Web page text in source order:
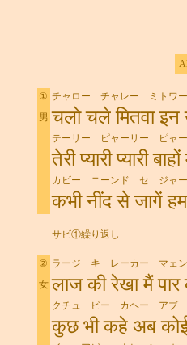
① チャロー チャレー ミトワ
男 चलो चले मितवा इन
テーリー ピャーリー ピャ
तेरी प्यारी प्यारी
カビー ニーンド セ ジャ
कभी नींद से जागें
サビ①繰り返し
② ラージ キ レーカー マェ
女 लाज की रेखा मैं
クチュ ビー カヘー アブ
कुछ भी कहे अब कोई